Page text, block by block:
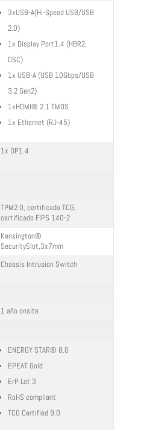
3xUSB-A(Hi-Speed USB/USB
2.0)
1x Display Port1.4 (HBR2,
DSC)
1x USB-A (USB 10Gbps/USB
3.2 Gen2)
1xHDMI® 2.1 TMDS
1x Ethernet (RJ-45)
1x DP1.4
TPM2.0, certificado TCG,
certificado FIPS 140-2
Kensington®
SecuritySlot,3x7mm
Chassis Intrusion Switch
1 año onsite
ENERGY STAR® 8.0
EPEAT Gold
ErP Lot 3
RoHS compliant
TCO Certified 9.0